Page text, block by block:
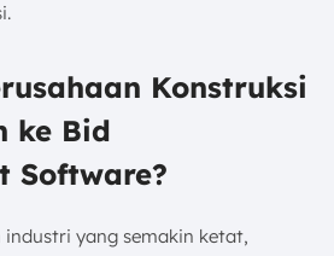
Konstruksi
ke Bid
Software?
yang semakin ketat,